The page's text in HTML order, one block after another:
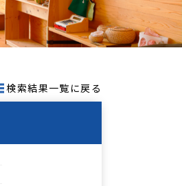
検索結果一覧に戻る